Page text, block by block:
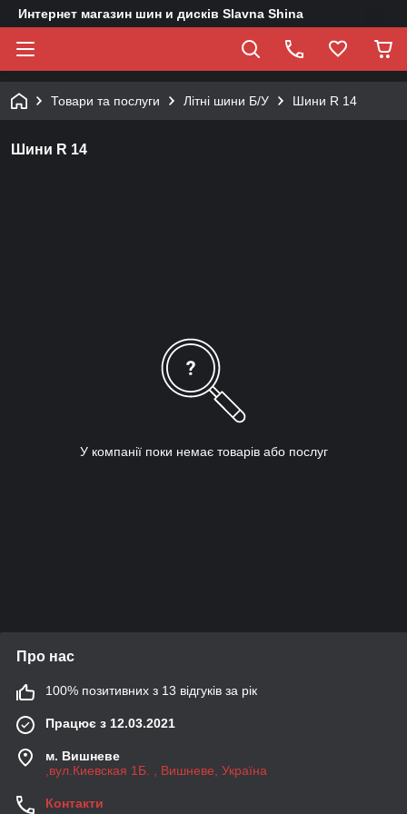
Интернет магазин шин и дисків Slavna Shina
Товари та послуги Літні шини Б/У Шини R 14
Шини R 14
У компанії поки немає товарів або послуг
Про нас
100% позитивних з 13 відгуків за рік
Працює з 12.03.2021
м. Вишневе
,вул.Киевская 1Б. , Вишневе, Україна
Контакти